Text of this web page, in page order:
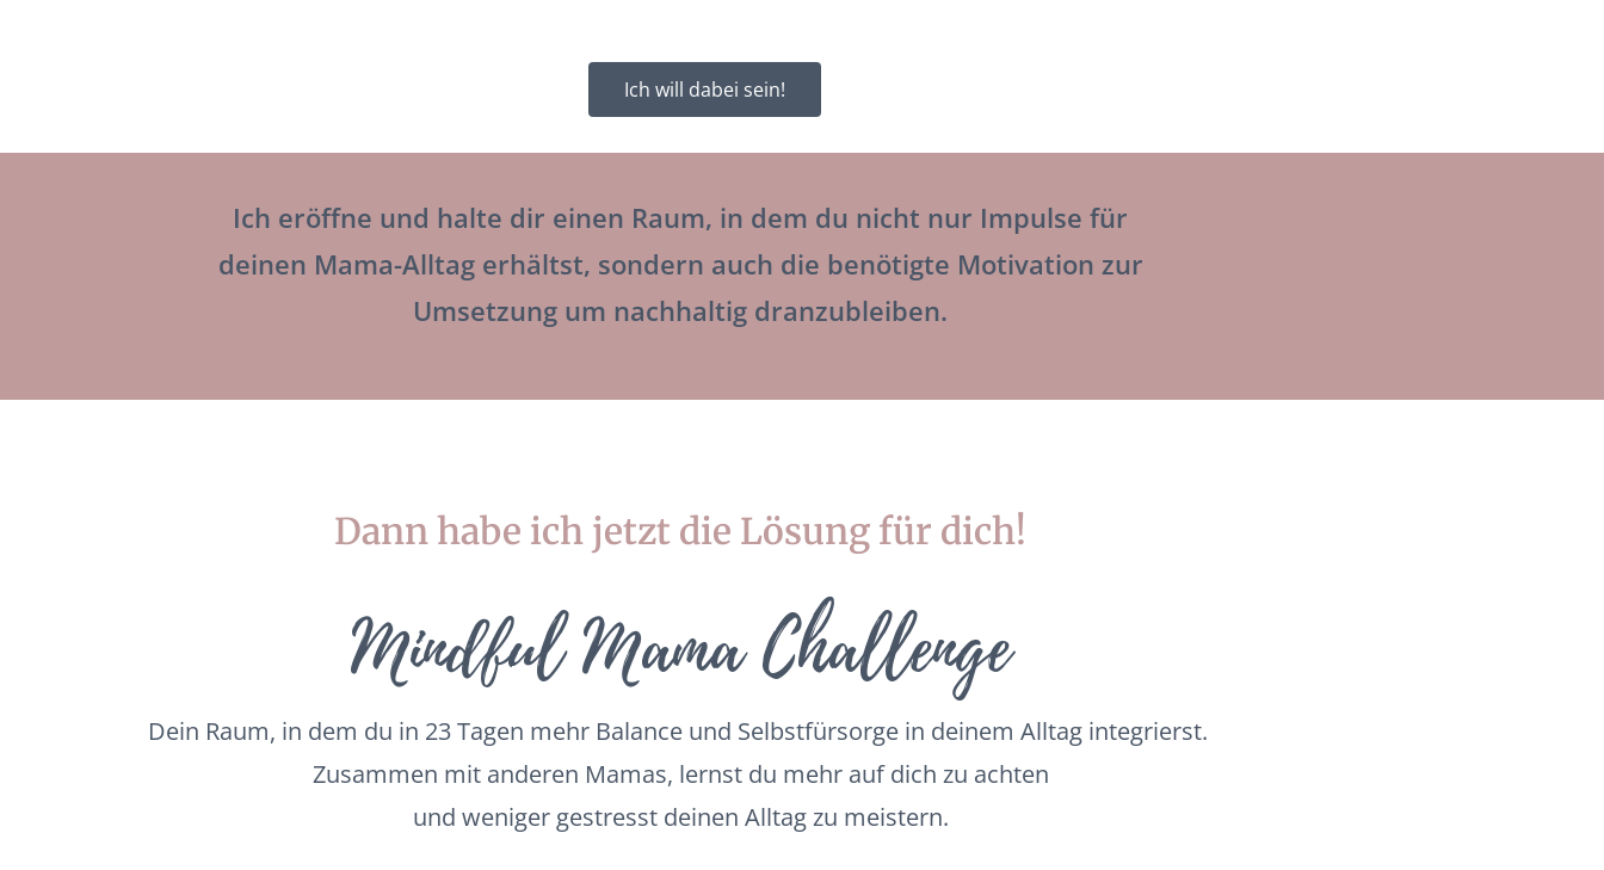
Ich will dabei sein!
Ich eröffne und halte dir einen Raum, in dem du nicht nur Impulse für
deinen Mama-Alltag erhältst, sondern auch die benötigte Motivation zur
Umsetzung um nachhaltig dranzubleiben.
Dann habe ich jetzt die Lösung für dich!
Mindful Mama Challenge
Dein Raum, in dem du in 23 Tagen mehr Balance und Selbstfürsorge in deinem Alltag integrierst.
Zusammen mit anderen Mamas, lernst du mehr auf dich zu achten
und weniger gestresst deinen Alltag zu meistern.